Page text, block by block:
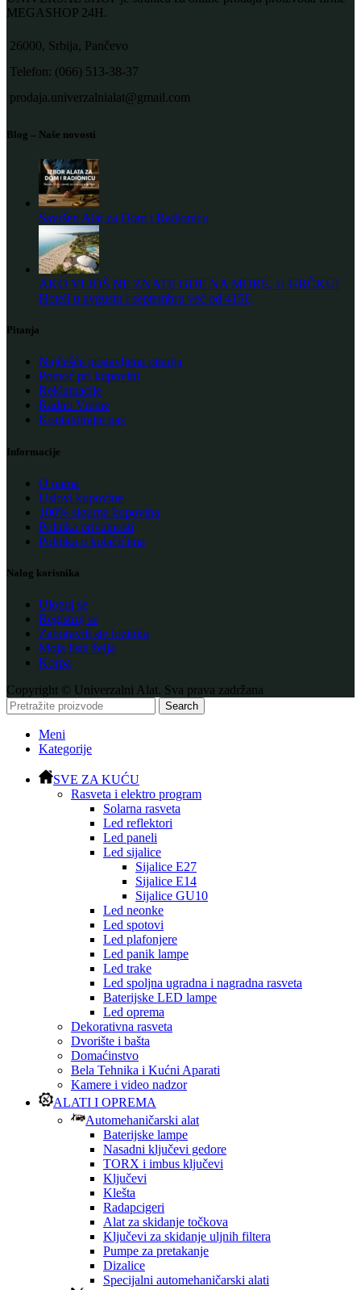
MEGASHOP 24H.
26000, Srbija, Pančevo
Telefon: (066) 513-38-37
prodaja.univerzalnialat@gmail.com
Blog – Naše novosti
Savršen Alat za Dom i Radionicu
AKO VI JOŠ NE ZNATE GDE NA MORE, U GRČKU!
Hoteli u avgustu i septembru već od 415€
Pitanja
Najčešće postavljena pitanja
Pomoć pri kupovini
Reklamacije
Radno Vreme
Kontaktirajte nas
Informacije
O nama
Uslovi kupovine
100% sigurna kupovina
Politika privatnosti
Politika o kolačićima
Nalog korisnika
Uloguj se
Registruj se
Zaboravili ste lozinku
Moja lista želja
Korpa
Copyright © Univerzalni Alat. Sva prava zadržana
Search
Meni
Kategorije
SVE ZA KUĆU
Rasveta i elektro program
Solarna rasveta
Led reflektori
Led paneli
Led sijalice
Sijalice E27
Sijalice E14
Sijalice GU10
Led neonke
Led spotovi
Led plafonjere
Led panik lampe
Led trake
Led spoljna ugradna i nagradna rasveta
Baterijske LED lampe
Led oprema
Dekorativna rasveta
Dvorište i bašta
Domaćinstvo
Bela Tehnika i Kućni Aparati
Kamere i video nadzor
ALATI I OPREMA
Automehaničarski alat
Baterijske lampe
Nasadni ključevi gedore
TORX i imbus ključevi
Ključevi
Klešta
Radapcigeri
Alat za skidanje točkova
Ključevi za skidanje uljnih filtera
Pumpe za pretakanje
Dizalice
Specijalni automehaničarski alati